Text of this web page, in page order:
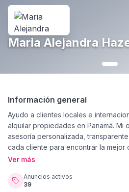
Maria Alejandra
Información general
Ayudo a clientes locales e
alquilar propiedades en Panamá. Mi
asesoría personalizada,
cada cliente para encontrar la mejor
necesidades, estilo de vida o metas
inversión, ofrezco acompañamiento
Ver más
Anuncios activos
39